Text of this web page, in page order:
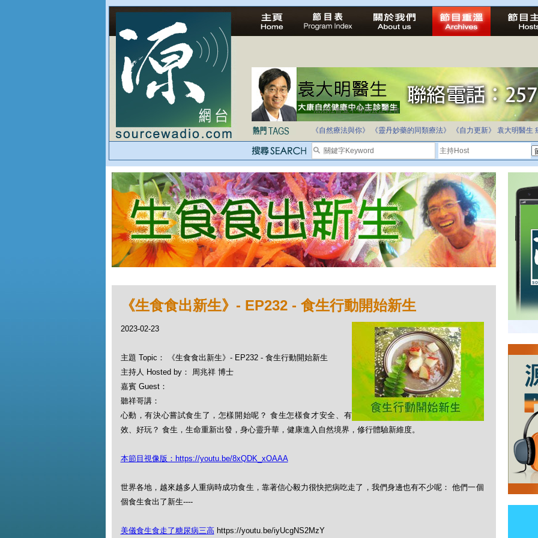
法治社會並不等同公正社會
自家教育合法化-推動多元化教育，全民學卷制
《自然療法與你》
《靈丹妙藥的同類療法》 《自力更新》 袁大明醫生
《生食食出新生》- EP232 - 食生行動開始新生
2023-02-23
主題 Topic： 《生食食出新生》- EP232 - 食生行動開始新生
主持人 Hosted by： 周兆祥 博士
嘉賓 Guest：
聽祥哥講：
心動，有決心嘗試食生了，怎樣開始呢？ 食生怎樣食才安全、有
效、好玩？ 食生，生命重新出發，身心靈升華，健康進入自然境界，修行體驗新維度。
本節目視像版：https://youtu.be/8xQDK_xOAAA
世界各地，越來越多人重病時成功食生，靠著信心毅力很快把病吃走了，我們身邊也有不少呢： 他們一個
個食生食出了新生----
美儀食生食走了糖尿病三高https://youtu.be/iyUcgNS2MzY